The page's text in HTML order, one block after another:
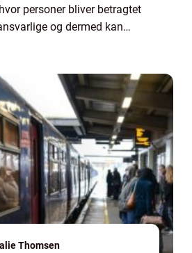
personer bliver betragtet
og dermed kan
Thomsen